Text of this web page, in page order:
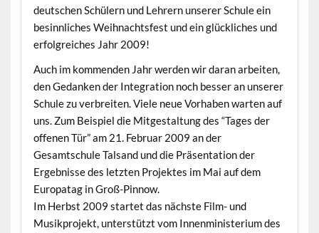
deutschen Schülern und Lehrern unserer Schule ein
besinnliches Weihnachtsfest und ein glückliches und
erfolgreiches Jahr 2009!
Auch im kommenden Jahr werden wir daran arbeiten,
den Gedanken der Integration noch besser an unserer
Schule zu verbreiten. Viele neue Vorhaben warten auf
uns. Zum Beispiel die Mitgestaltung des “Tages der
offenen Tür” am 21. Februar 2009 an der
Gesamtschule Talsand und die Präsentation der
Ergebnisse des letzten Projektes im Mai auf dem
Europatag in Groß-Pinnow.
Im Herbst 2009 startet das nächste Film- und
Musikprojekt, unterstützt vom Innenministerium des